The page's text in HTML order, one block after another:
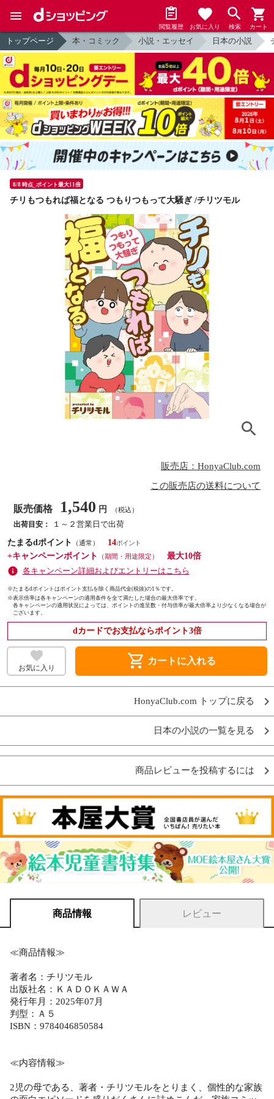
閲覧履歴 お気に入り 検索 カート
トップページ 本・コミック 小説・エッセイ 日本の小説
8/8 時点_ポイント最大11倍
チリもつもれば福となる つもりつもって大騒ぎ /チリツモル
販売店：HonyaClub.com
この販売店の送料について
販売価格 1,540 円 （税込）
出荷目安：
１～２営業日で出荷
たまるdポイント
（通常）
14
+キャンペーンポイント
（期間・用途限定）
最大10倍
各キャンペーン詳細およびエントリーはこちら
※たまるdポイントはポイント支払を除く商品代金(税抜)の1％です。
※表示倍率は各キャンペーンの適用条件を全て満たした場合の最大倍率です。
各キャンペーンの適用状況によっては、ポイントの進呈数・付与倍率が最大倍率より少なくなる場合が
ございます。
dカードでお支払ならポイント3倍
お気に入り shopping_cart カートに入れる
HonyaClub.com トップに戻る
日本の小説の一覧を見る
商品レビューを投稿するには
商品情報 レビュー
≪商品情報≫
著者名：チリツモル
出版社名：ＫＡＤＯＫＡＷＡ
発行年月：2025年07月
判型：Ａ５
ISBN：9784046850584
≪内容情報≫
2児の母である、著者・チリツモルをとりまく、個性的な家族